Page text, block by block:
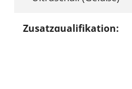
Zusatzqualifikation: